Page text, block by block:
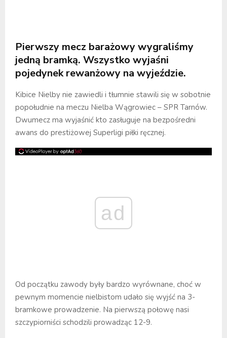
Pierwszy mecz barażowy wygraliśmy
jedną bramką. Wszystko wyjaśni
pojedynek rewanżowy na wyjeździe.
Kibice Nielby nie zawiedli i tłumnie stawili się w sobotnie
popołudnie na meczu Nielba Wągrowiec – SPR Tarnów.
Dwumecz ma wyjaśnić kto zasługuje na bezpośredni
awans do prestiżowej Superligi piłki ręcznej.
ad
Od początku zawody były bardzo wyrównane, choć w
pewnym momencie nielbistom udało się wyjść na 3-
bramkowe prowadzenie. Na pierwszą połowę nasi
szczypiorniści schodzili prowadząc 12-9.